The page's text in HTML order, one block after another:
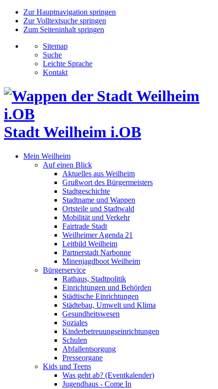
Zur Hauptnavigation springen
Zur Volltextsuche springen
Zum Seiteninhalt springen
Sitemap
Suche
Leichte Sprache
Kontakt
Stadt Weilheim i.OB
Mein Weilheim
Auf einen Blick
Aktuelles aus Weilheim
Grußwort des Bürgermeisters
Stadtgeschichte
Stadtname und Wappen
Ortsteile und Stadtwald
Mobilität und Verkehr
Fairtrade Stadt
Weilheimer Agenda 21
Leitbild Weilheim
Partnerstadt Narbonne
Minenjagdboot Weilheim
Bürgerservice
Rathaus, Stadtpolitik
Einrichtungen und Behörden
Städtische Einrichtungen
Städtebau, Umwelt und Klima
Gesundheitswesen
Soziales
Kinderbetreuungseinrichtungen
Schulen
Abfallentsorgung
Presseorgane
Kids und Teens
Was geht ab? (Eventkalender)
Jugendhaus - Come In